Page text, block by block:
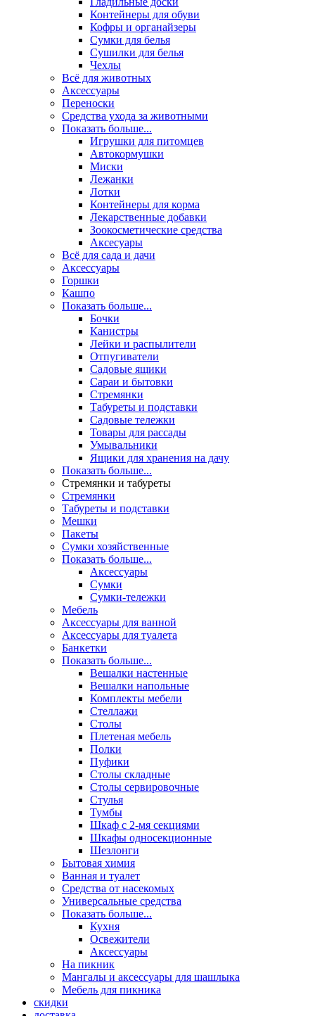
Контейнеры для обуви
Кофры и органайзеры
Сумки для белья
Сушилки для белья
Чехлы
Всё для животных
Аксесcуары
Переноски
Средства ухода за животными
Показать больше...
Игрушки для питомцев
Автокормушки
Миски
Лежанки
Лотки
Контейнеры для корма
Лекарственные добавки
Зоокосметические средства
Аксесуары
Всё для сада и дачи
Аксессуары
Горшки
Кашпо
Показать больше...
Бочки
Канистры
Лейки и распылители
Отпугиватели
Садовые ящики
Сараи и бытовки
Стремянки
Табуреты и подставки
Садовые тележки
Товары для рассады
Умывальники
Ящики для хранения на дачу
Показать больше...
Стремянки и табуреты
Стремянки
Табуреты и подставки
Мешки
Пакеты
Сумки хозяйственные
Показать больше...
Аксессуары
Сумки
Сумки-тележки
Мебель
Аксессуары для ванной
Аксессуары для туалета
Банкетки
Показать больше...
Вешалки настенные
Вешалки напольные
Комплекты мебели
Стеллажи
Столы
Плетеная мебель
Полки
Пуфики
Столы складные
Столы сервировочные
Стулья
Тумбы
Шкаф с 2-мя секциями
Шкафы односекционные
Шезлонги
Бытовая химия
Ванная и туалет
Средства от насекомых
Универсальные средства
Показать больше...
Кухня
Освежители
Аксессуары
На пикник
Мангалы и аксессуары для шашлыка
Мебель для пикника
скидки